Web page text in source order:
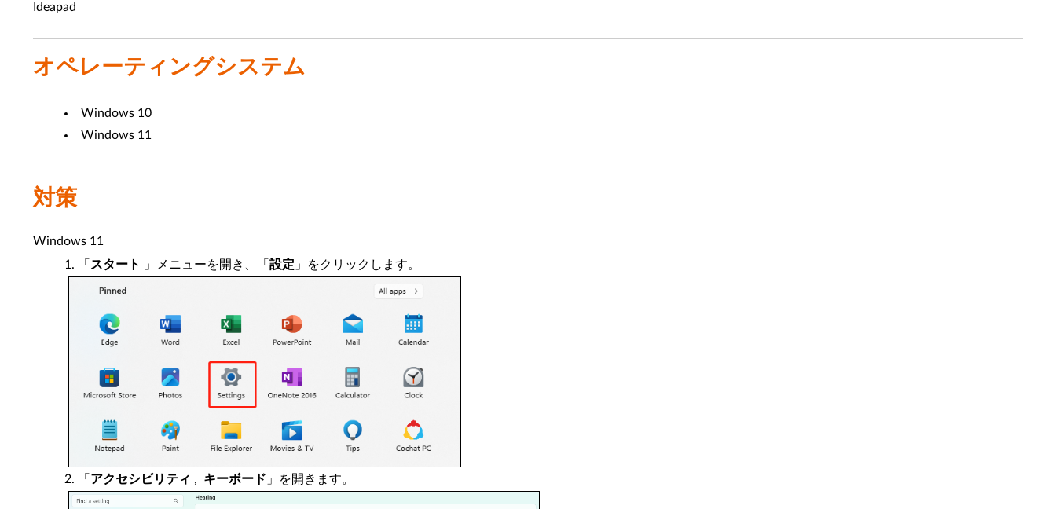
Ideapad
オペレーティングシステム
Windows 10
Windows 11
対策
Windows 11
「 スタート 」メニューを開き、「 設定 」をクリックします。
「 アクセシビリティ , キーボード 」を開きます。